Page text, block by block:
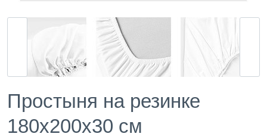
Простыня на резинке
180х200х30 см